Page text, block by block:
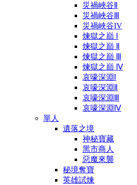
災禍峽谷Ⅱ
災禍峽谷Ⅲ
災禍峽谷IV
煉獄之巔 Ⅰ
煉獄之巔 Ⅱ
煉獄之巔 Ⅲ
煉獄之巔 Ⅳ
哀嚎深淵Ⅰ
哀嚎深淵Ⅱ
哀嚎深淵Ⅲ
哀嚎深淵Ⅳ
單人
遺落之境
神秘寶藏
黑市商人
惡魔來襲
秘境奪寶
英雄試煉